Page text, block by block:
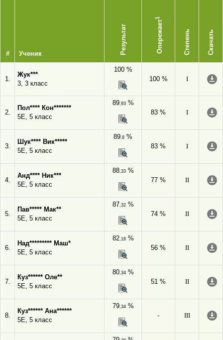
# Ученик Результат Опережает
1
Степень Скачать
1.
Жук***
3, 3 класс
100 %
100 %
I
2.
Пол**** Кон*******
5Е, 5 класс
89,93%
83 %
I
3.
Шук**** Вик*****
5Е, 5 класс
89,8 %
83 %
I
4.
Анд**** Ник***
5Е, 5 класс
88,33%
77 %
II
5.
Пав***** Мак**
5Е, 5 класс
87,32%
74 %
II
6.
Над********* Маш*
5Е, 5 класс
82,18%
56 %
II
7.
Куз****** Оле**
5Е, 5 класс
80,34%
51 %
II
8.
Куз****** Ана******
5Е, 5 класс
79,34%
-
III